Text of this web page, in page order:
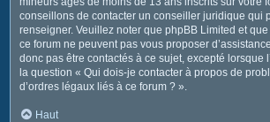
conseillons de contacter un conseiller juridique qui
renseigner. Veuillez noter que phpBB Limited et
ce forum ne peuvent pas vous proposer
donc pas être contactés à ce sujet, excepté lorsque
la question « Qui dois-je contacter à propos de
d’ordres légaux liés à ce forum ? ».
Haut